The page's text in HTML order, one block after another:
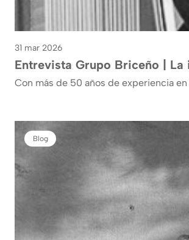
31 mar 2026
Entrevista Grupo Briceño |
Con más de 50 años de experiencia
Blog